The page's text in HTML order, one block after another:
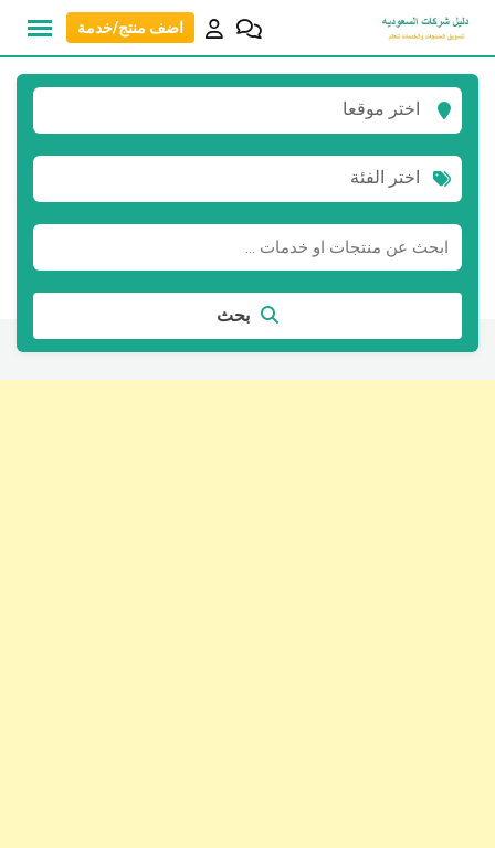
انتقل
المحتوى
اضف منتج/خدمة
اختر موقعا
اختر الفئة
بحث